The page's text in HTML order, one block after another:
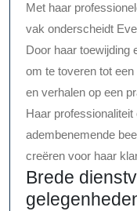
Met haar
vak onderscheidt
Door haar toewijding
om te toveren tot
en verhalen op een
Haar
adembenemende
creëren voor haar
Brede